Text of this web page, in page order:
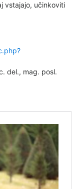
vstajajo, učinkoviti
del., mag. posl.